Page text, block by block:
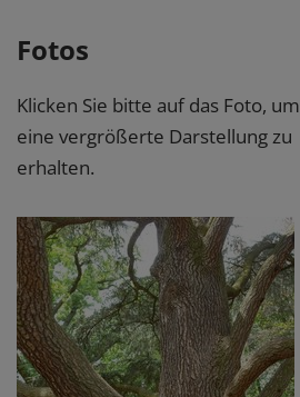
Fotos
Klicken Sie bitte auf das Foto, um
eine vergrößerte Darstellung zu
erhalten.